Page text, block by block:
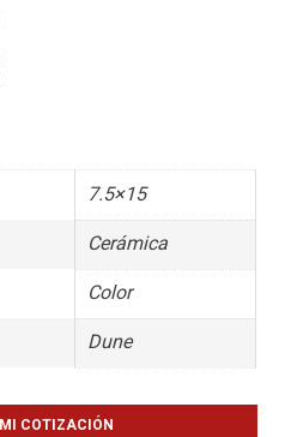
7.5×15
Cerámica
Color
Dune
COTIZACIÓN